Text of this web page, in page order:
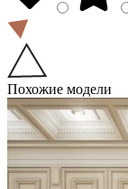
Похожие модели